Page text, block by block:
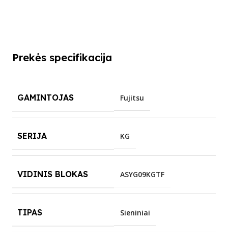
Prekės specifikacija
GAMINTOJAS Fujitsu
SERIJA KG
VIDINIS BLOKAS ASYG09KGTF
TIPAS Sieniniai